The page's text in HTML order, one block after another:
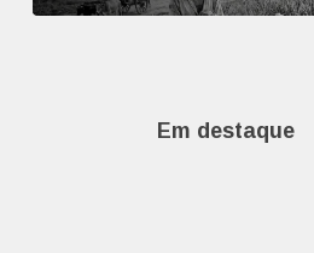
Em destaque